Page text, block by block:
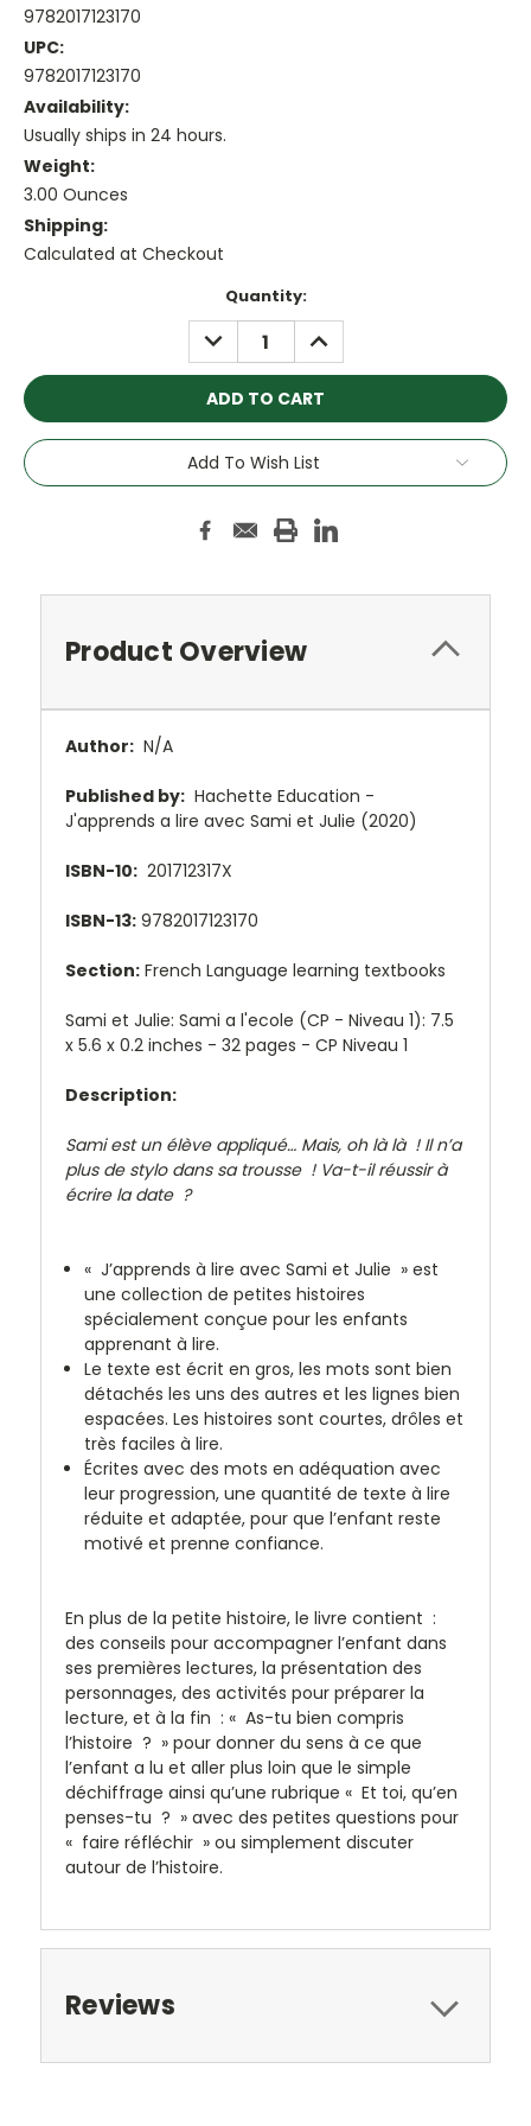
9782017123170
UPC:
9782017123170
Availability:
Usually ships in 24 hours.
Weight:
3.00 Ounces
Shipping:
Calculated at Checkout
Quantity:
DECREASE
QUANTITY:
INCREASE
QUANTITY:
Add To Wish List
Product Overview
Author: N/A
Published by: Hachette Education -
J'apprends a lire avec Sami et Julie (2020)
ISBN-10: 201712317X
ISBN-13: 9782017123170
Section: French Language learning textbooks
Sami et Julie: Sami a l'ecole (CP - Niveau 1): 7.5
x 5.6 x 0.2 inches - 32 pages - CP Niveau 1
Description:
Sami est un élève appliqué… Mais, oh là là ! Il n’a
plus de stylo dans sa trousse ! Va-t-il réussir à
écrire la date ?
« J’apprends à lire avec Sami et Julie » est
une collection de petites histoires
spécialement conçue pour les enfants
apprenant à lire.
Le texte est écrit en gros, les mots sont bien
détachés les uns des autres et les lignes bien
espacées. Les histoires sont courtes, drôles et
très faciles à lire.
Écrites avec des mots en adéquation avec
leur progression, une quantité de texte à lire
réduite et adaptée, pour que l’enfant reste
motivé et prenne confiance.
En plus de la petite histoire, le livre contient :
des conseils pour accompagner l’enfant dans
ses premières lectures, la présentation des
personnages, des activités pour préparer la
lecture, et à la fin : « As-tu bien compris
l’histoire ? » pour donner du sens à ce que
l’enfant a lu et aller plus loin que le simple
déchiffrage ainsi qu’une rubrique « Et toi, qu’en
penses-tu ? » avec des petites questions pour
« faire réfléchir » ou simplement discuter
autour de l’histoire.
Reviews